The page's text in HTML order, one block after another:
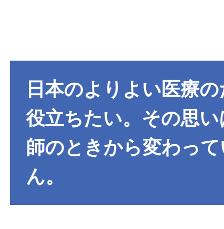
日本のよりよい医療
役立ちたい。その思い
師のときから変わっ
ん。